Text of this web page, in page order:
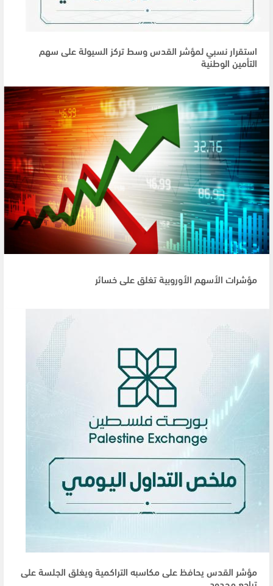
استقرار نسبي لمؤشر القدس وسط تركز السيولة على سهم
التأمين الوطنية
مؤشرات الأسهم الأوروبية تغلق على خسائر
مؤشر القدس يحافظ على مكاسبه التراكمية ويغلق الجلسة على